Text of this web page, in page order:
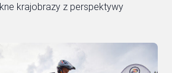
krajobrazy z perspektywy